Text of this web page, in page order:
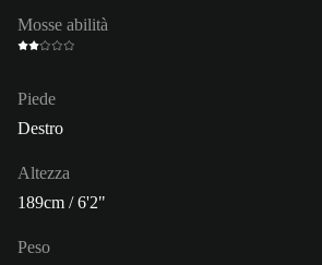
Mosse abilità
Piede
Destro
Altezza
189cm / 6'2"
Peso